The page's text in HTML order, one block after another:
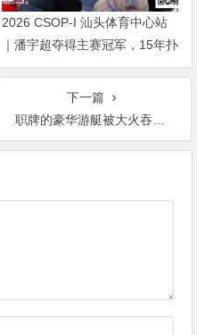
2026 CSOP-I 汕头体育中心站
｜潘宇超夺得主赛冠军，15年扑
克路，圆梦CSOP！
下一篇
职牌的豪华游艇被大火吞没，幸好全员生还